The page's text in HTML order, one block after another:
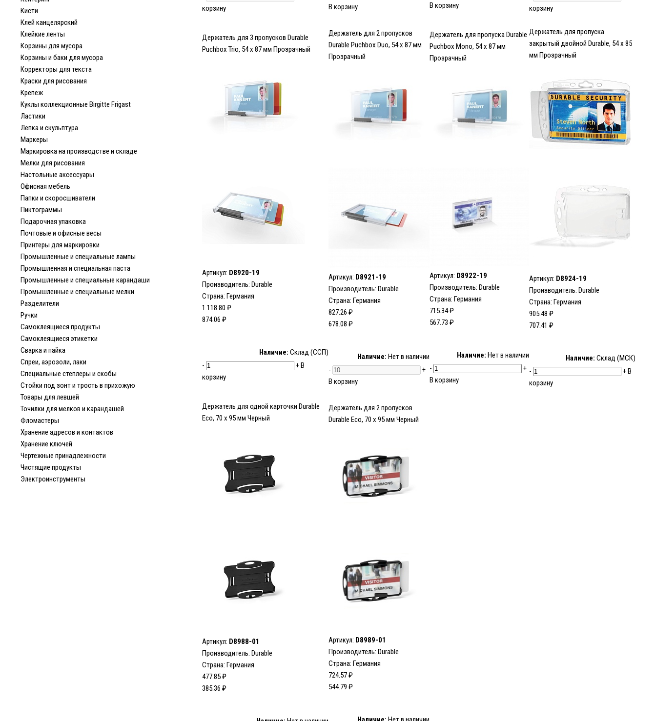
Кисти
Клей канцелярский
Клейкие ленты
Корзины для мусора
Корзины и баки для мусора
Корректоры для текста
Краски для рисования
Крепеж
Куклы коллекционные Birgitte Frigast
Ластики
Лепка и скульптура
Маркеры
Маркировка на производстве и складе
Мелки для рисования
Настольные аксессуары
Офисная мебель
Папки и скоросшиватели
Пиктограммы
Подарочная упаковка
Почтовые и офисные весы
Принтеры для маркировки
Промышленные и специальные лампы
Промышленная и специальная паста
Промышленные и специальные карандаши
Промышленные и специальные мелки
Разделители
Ручки
Самоклеящиеся продукты
Самоклеящиеся этикетки
Сварка и пайка
Спреи, аэрозоли, лаки
Специальные степлеры и скобы
Стойки под зонт и трость в прихожую
Товары для левшей
Точилки для мелков и карандашей
Фломастеры
Хранение адресов и контактов
Хранение ключей
Чертежные принадлежности
Чистящие продукты
Электроинструменты
корзину
В корзину
В корзину
корзину
Держатель для 3 пропусков Durable
Puchbox Trio, 54 x 87 мм Прозрачный
Артикул: D8920-19
Производитель: Durable
Страна: Германия
1 118.80 ₽
874.06 ₽
Наличие: Склад (ССП)
-
+В
корзину
Держатель для 2 пропусков
Durable Puchbox Duo, 54 x 87 мм
Прозрачный
Артикул: D8921-19
Производитель: Durable
Страна: Германия
827.26 ₽
678.08 ₽
Наличие: Нет в наличии
-
+
В корзину
Держатель для пропуска Durable
Puchbox Mono, 54 x 87 мм
Прозрачный
Артикул: D8922-19
Производитель: Durable
Страна: Германия
715.34 ₽
567.73 ₽
Наличие: Нет в наличии
-
+
В корзину
Держатель для пропуска
закрытый двойной Durable, 54 x 85
мм Прозрачный
Артикул: D8924-19
Производитель: Durable
Страна: Германия
905.48 ₽
707.41 ₽
Наличие: Склад (МСК)
-
+В
корзину
Держатель для одной карточки Durable
Eco, 70 х 95 мм Черный
Артикул: D8988-01
Производитель: Durable
Страна: Германия
477.85 ₽
385.36 ₽
Держатель для 2 пропусков
Durable Eco, 70 х 95 мм Черный
Артикул: D8989-01
Производитель: Durable
Страна: Германия
724.57 ₽
544.79 ₽